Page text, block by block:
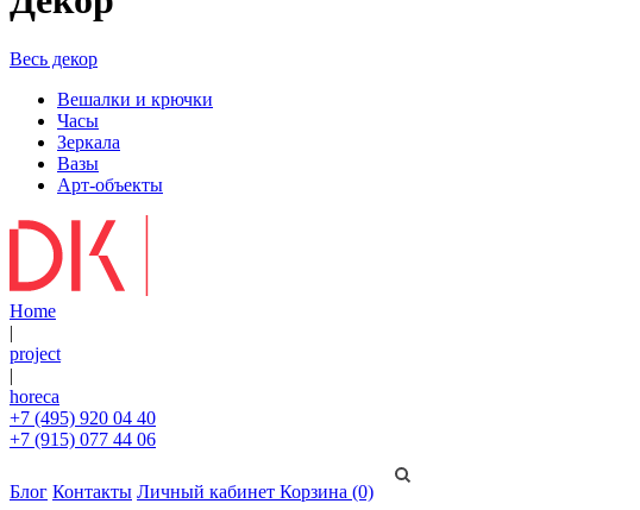
Весь декор
Вешалки и крючки
Часы
Зеркала
Вазы
Арт-объекты
Home
|
project
|
horeca
+7 (495) 920 04 40
+7 (915) 077 44 06
Блог Контакты Личный кабинет Корзина (0)